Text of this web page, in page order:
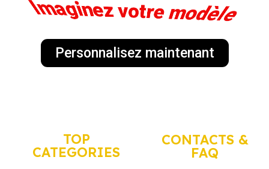
Imaginez votre
Personnalisez maintenant
TOP
CATEGORIES
CONTACTS &
FAQ